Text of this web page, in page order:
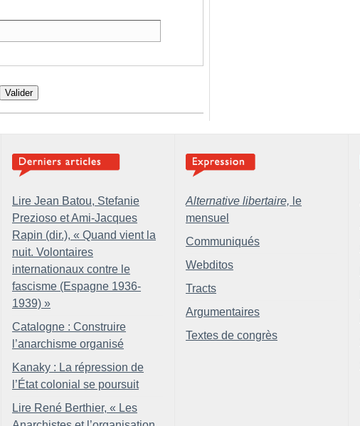
Valider
Lire Jean Batou, Stefanie
Prezioso et Ami-Jacques
Rapin (dir.), « Quand vient la
nuit. Volontaires
internationaux contre le
fascisme (Espagne 1936-
1939) »
Catalogne : Construire
l’anarchisme organisé
Kanaky : La répression de
l’État colonial se poursuit
Lire René Berthier, « Les
Alternative libertaire, le
mensuel
Communiqués
Webditos
Tracts
Argumentaires
Textes de congrès